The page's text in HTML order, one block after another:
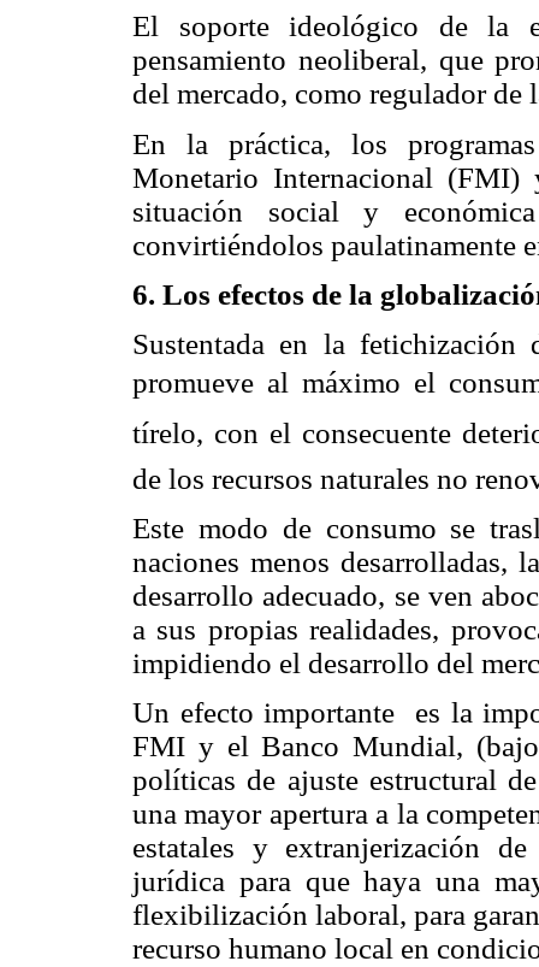
El soporte ideológico de la
pensamiento neoliberal, que
del mercado, como regulador
En la práctica, los
Monetario Internacional
situación social y
convirtiéndolos paulatinamente
6. Los efectos de la
Sustentada en la fetichización
promueve al máximo el
tírelo, con el consecuente
de los recursos naturales no
Este modo de consumo se
naciones menos desarrolladas,
desarrollo adecuado, se ven
a sus propias realidades,
impidiendo el desarrollo del
Un efecto importante es la
FMI y el Banco Mundial, (bajo
políticas de ajuste estructural
una mayor apertura a la
estatales y extranjerización
jurídica para que haya una
flexibilización laboral, para
recurso humano local en